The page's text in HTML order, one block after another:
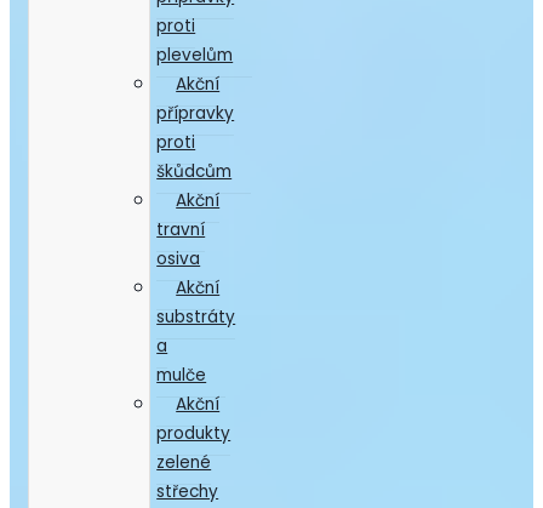
proti
plevelům
Akční
přípravky
proti
škůdcům
Akční
travní
osiva
Akční
substráty
a
mulče
Akční
produkty
zelené
střechy